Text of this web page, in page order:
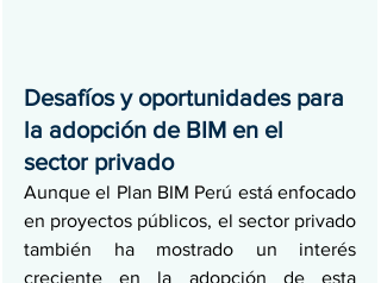
Desafíos y oportunidades para
la adopción de BIM en el
sector privado
Aunque el Plan BIM Perú está enfocado
en proyectos públicos, el sector privado
también ha mostrado un interés
creciente en la adopción de esta